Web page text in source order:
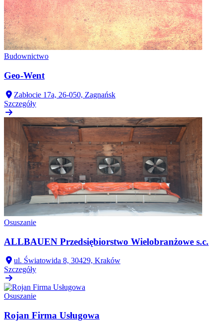
Budownictwo
Geo-Went
Zabłocie 17a, 26-050, Zagnańsk
Szczegóły
Osuszanie
ALLBAUEN Przedsiębiorstwo Wielobranżowe s.c.
ul. Światowida 8, 30429, Kraków
Szczegóły
Osuszanie
Rojan Firma Usługowa